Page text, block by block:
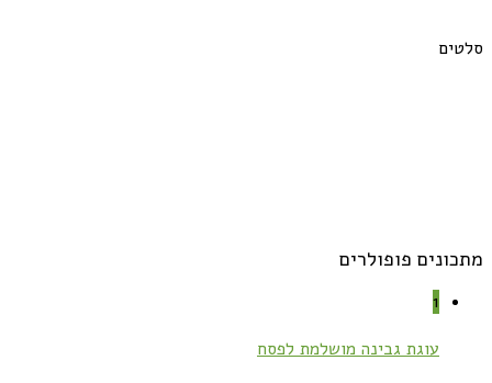
סלטים
מתכונים פופולרים
1
עוגת גבינה מושלמת לפסח